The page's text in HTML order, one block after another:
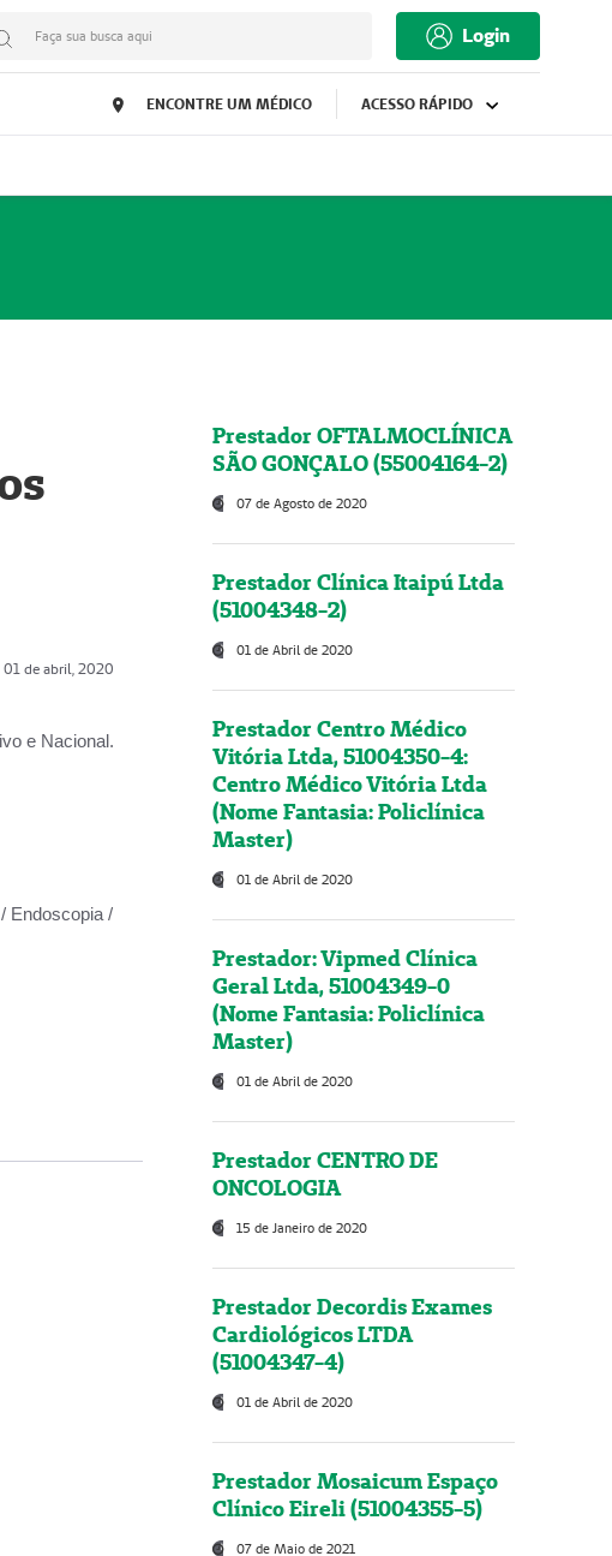
Faça sua busca aqui Login
ENCONTRE UM MÉDICO ACESSO RÁPIDO
01 de abril, 2020
e Nacional.
Endoscopia /
Prestador OFTALMOCLÍNICA
SÃO GONÇALO (55004164-2)
07 de Agosto de 2020
Prestador Clínica Itaipú Ltda
(51004348-2)
01 de Abril de 2020
Prestador Centro Médico
Vitória Ltda, 51004350-4:
Centro Médico Vitória Ltda
(Nome Fantasia: Policlínica
Master)
01 de Abril de 2020
Prestador: Vipmed Clínica
Geral Ltda, 51004349-0
(Nome Fantasia: Policlínica
Master)
01 de Abril de 2020
Prestador CENTRO DE
ONCOLOGIA
15 de Janeiro de 2020
Prestador Decordis Exames
Cardiológicos LTDA
(51004347-4)
01 de Abril de 2020
Prestador Mosaicum Espaço
Clínico Eireli (51004355-5)
07 de Maio de 2021